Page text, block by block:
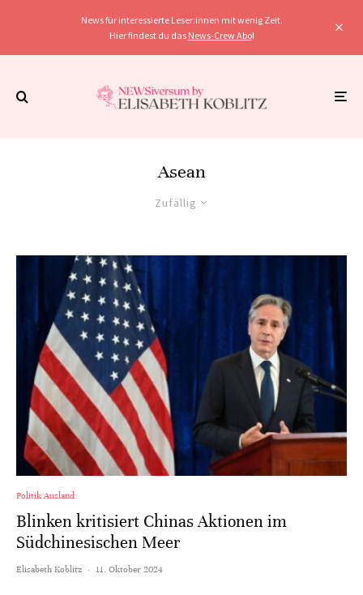
News für interessierte Leser:innen mit wenig Zeit.
Hier findest du das News-Crew Abo!
Asean
Zufällig
Politik Ausland
Blinken kritisiert Chinas Aktionen im
Südchinesischen Meer
Elisabeth Koblitz · 11. Oktober 2024